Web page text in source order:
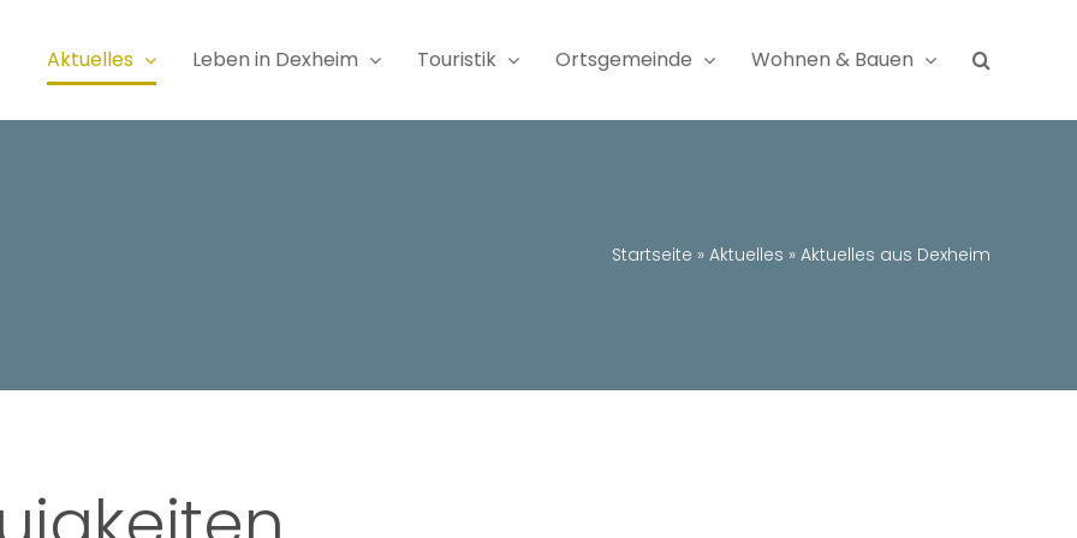
Aktuelles Leben in Dexheim Touristik Ortsgemeinde Wohnen & Bauen
Startseite » Aktuelles » Aktuelles aus Dexheim